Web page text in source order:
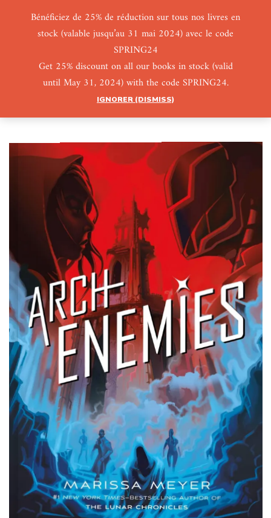
Bénéficiez de 25% de réduction sur tous nos livres en
stock (valable jusqu’au 31 mai 2024) avec le code
SPRING24
Get 25% discount on all our books in stock (valid
until May 31, 2024) with the code SPRING24.
IGNORER (DISMISS)
0 0